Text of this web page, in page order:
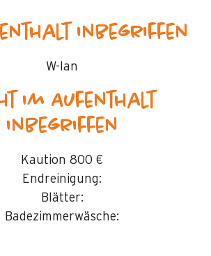
inbegriffen
W-lan
im Aufenthalt
inbegriffen
Kaution 800 €
Endreinigung:
Blätter:
Badezimmerwäsche: